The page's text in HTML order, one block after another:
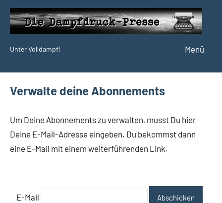
Zum
Inhalt
springen
Dampfdruck-
Presse
Unter Volldampf! Menü
Verwalte deine Abonnements
Um Deine Abonnements zu verwalten, musst Du hier
Deine E-Mail-Adresse eingeben. Du bekommst dann
eine E-Mail mit einem weiterführenden Link.
E-Mail